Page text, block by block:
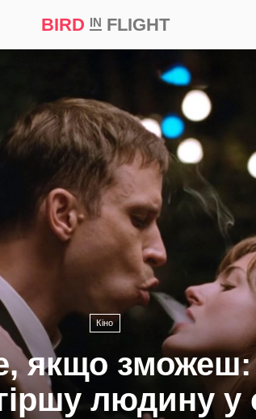
BIRD INFLIGHT
Кіно
якщо зможеш:
людину у